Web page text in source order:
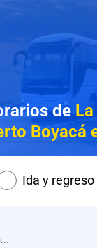
de
Boyacá
Ida y regreso